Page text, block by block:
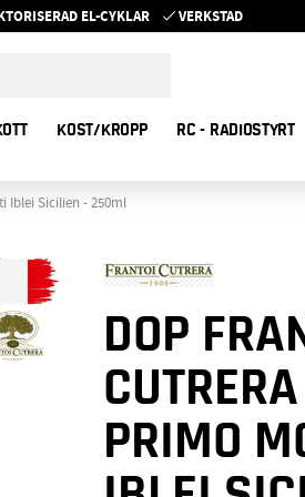
EL-CYKLAR VERKSTAD
KOST/KROPP RC - RADIOSTYRT
Iblei Sicilien - 250ml
DOP
PRIMO